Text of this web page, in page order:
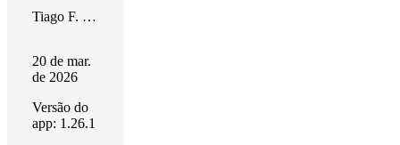
Tiago F. SSMN
20 de mar.
de 2026
Versão do
app: 1.26.1